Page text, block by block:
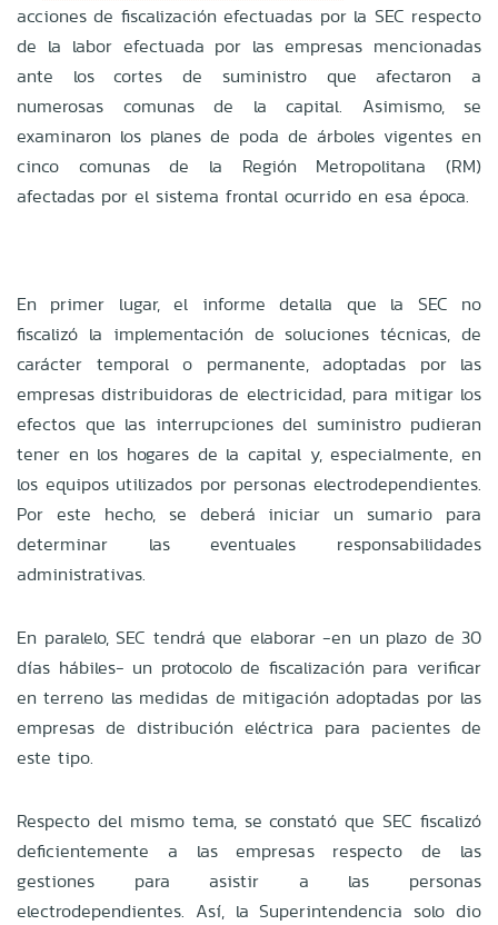
acciones de fiscalización efectuadas por la SEC respecto
de la labor efectuada por las empresas mencionadas
ante los cortes de suministro que afectaron a
numerosas comunas de la capital. Asimismo, se
examinaron los planes de poda de árboles vigentes en
cinco comunas de la Región Metropolitana (RM)
afectadas por el sistema frontal ocurrido en esa época.
En primer lugar, el informe detalla que la SEC no
fiscalizó la implementación de soluciones técnicas, de
carácter temporal o permanente, adoptadas por las
empresas distribuidoras de electricidad, para mitigar los
efectos que las interrupciones del suministro pudieran
tener en los hogares de la capital y, especialmente, en
los equipos utilizados por personas electrodependientes.
Por este hecho, se deberá iniciar un sumario para
determinar las eventuales responsabilidades
administrativas.
En paralelo, SEC tendrá que elaborar -en un plazo de 30
días hábiles- un protocolo de fiscalización para verificar
en terreno las medidas de mitigación adoptadas por las
empresas de distribución eléctrica para pacientes de
este tipo.
Respecto del mismo tema, se constató que SEC fiscalizó
deficientemente a las empresas respecto de las
gestiones para asistir a las personas
electrodependientes. Así, la Superintendencia solo dio